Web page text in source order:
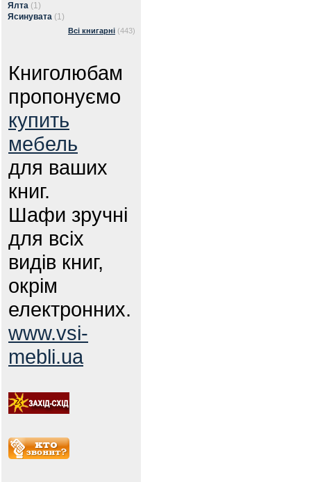
Ялта (1)
Ясинувата (1)
Всі книгарні (443)
Книголюбам
пропонуємо
купить
мебель
для ваших
книг.
Шафи зручні
для всіх
видів книг,
окрім
електронних.
www.vsi-
mebli.ua